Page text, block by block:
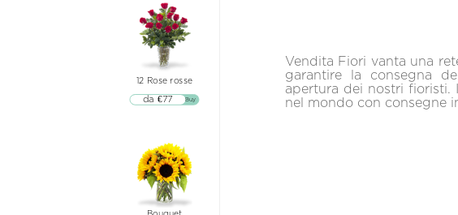
12 Rose rosse
▷▷ Buy
da €77
Vendita Fiori vanta una
garantire la consegna
apertura dei nostri fioristi.
nel mondo con consegne